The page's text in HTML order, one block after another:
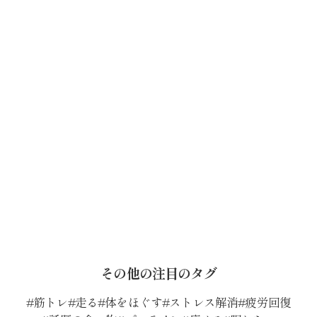
その他の注目のタグ
筋トレ 走る 体をほぐす ストレス解消 疲労回復